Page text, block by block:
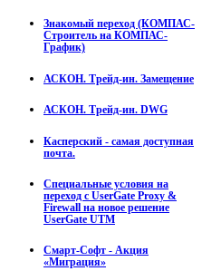
Знакомый переход (КОМПАС-
Строитель на КОМПАС-
График)
АСКОН. Трейд-ин. Замещение
АСКОН. Трейд-ин. DWG
Касперский - самая доступная
почта.
Специальные условия на
переход с UserGate Proxy &
Firewall на новое решение
UserGate UTM
Смарт-Софт - Акция
«Миграция»